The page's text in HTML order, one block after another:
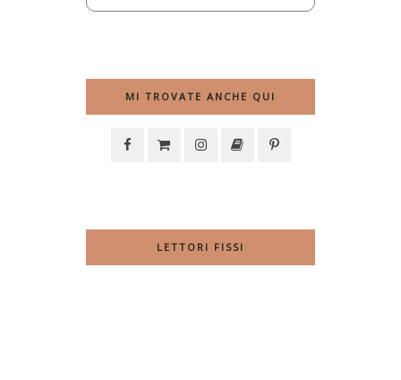
MI TROVATE ANCHE QUI
LETTORI FISSI